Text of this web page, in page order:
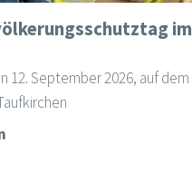
im
12. September 2026, auf dem